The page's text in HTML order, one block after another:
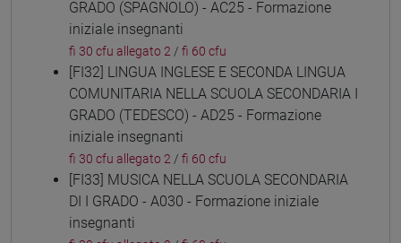
GRADO (SPAGNOLO) - AC25 - Formazione
iniziale insegnanti
fi 30 cfu allegato 2 / fi 60 cfu
[FI32] LINGUA INGLESE E SECONDA LINGUA
COMUNITARIA NELLA SCUOLA SECONDARIA I
GRADO (TEDESCO) - AD25 - Formazione
iniziale insegnanti
fi 30 cfu allegato 2 / fi 60 cfu
[FI33] MUSICA NELLA SCUOLA SECONDARIA
DI I GRADO - A030 - Formazione iniziale
insegnanti